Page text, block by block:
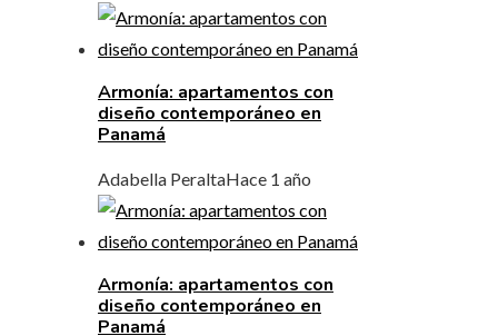
Armonía: apartamentos con
diseño contemporáneo en
Panamá
Adabella PeraltaHace 1 año
Armonía: apartamentos con
diseño contemporáneo en
Panamá